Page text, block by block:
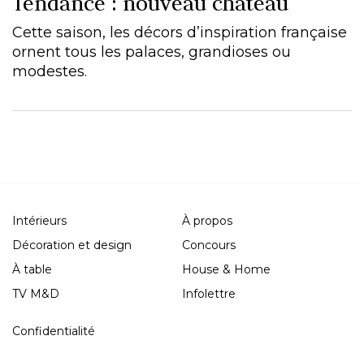
Cette saison, les décors d’inspiration française
ornent tous les palaces, grandioses ou
modestes.
Intérieurs
Décoration et design
À table
TV M&D
À propos
Concours
House & Home
Infolettre
Confidentialité